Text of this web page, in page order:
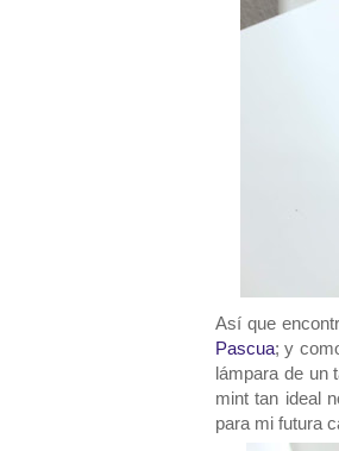
Así que
Pascua; y
lámpara de un
mint tan ideal
para mi futura